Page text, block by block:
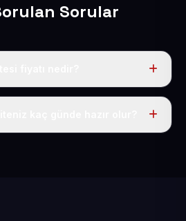
Sorular
50 USD + KDV. Bu bedele alan